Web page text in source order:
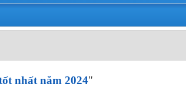
nhất năm 2024"